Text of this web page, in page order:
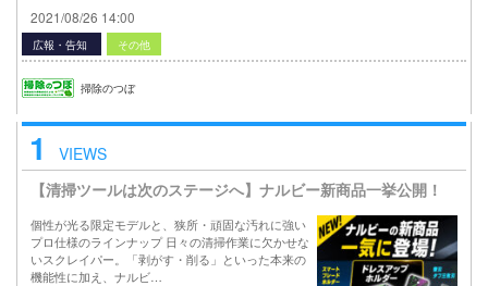
2021/08/26 14:00
広報・告知 その他
掃除のつぼ
1
VIEWS
【清掃ツールは次のステージへ】ナルビー新商品一挙公開！
個性が光る限定モデルと、狭所・頑固な汚れに強い
プロ仕様のラインナップ 日々の清掃作業に欠かせな
いスクレイパー。「剥がす・削る」といった本来の
機能性に加え、ナルビ…